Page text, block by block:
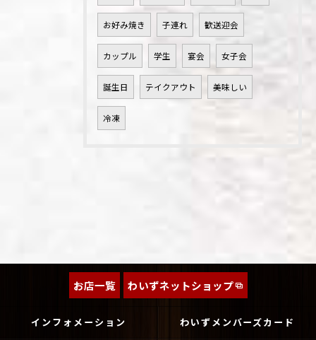
お好み焼き 子連れ 歓送迎会
カップル 学生 宴会 女子会
誕生日 テイクアウト 美味しい
冷凍
お店一覧 わいずネットショップ
インフォメーション わいずメンバーズカード